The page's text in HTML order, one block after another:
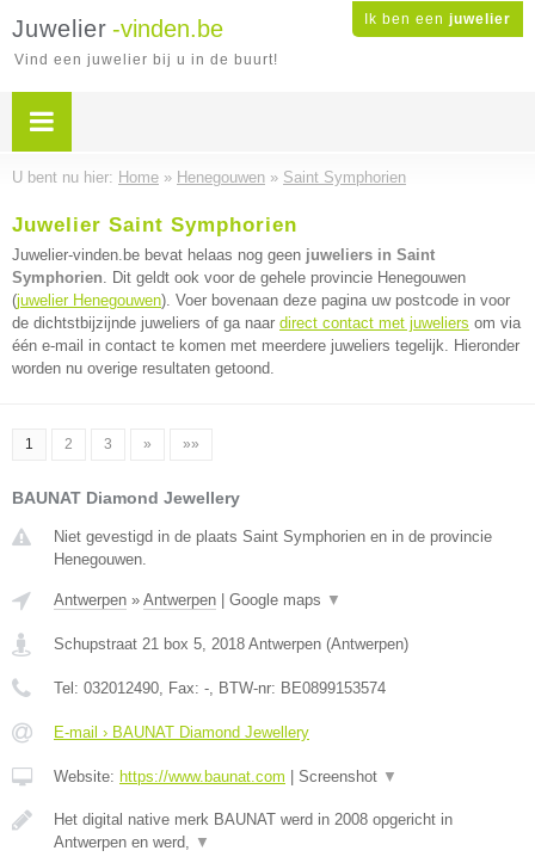
Ik ben een juwelier
Juwelier -vinden.be
Vind een juwelier bij u in de buurt!
U bent nu hier: Home » Henegouwen » Saint Symphorien
Juwelier Saint Symphorien
Juwelier-vinden.be bevat helaas nog geen juweliers in Saint
Symphorien. Dit geldt ook voor de gehele provincie Henegouwen
(juwelier Henegouwen). Voer bovenaan deze pagina uw postcode in voor
de dichtstbijzijnde juweliers of ga naar direct contact met juweliers om via
één e-mail in contact te komen met meerdere juweliers tegelijk. Hieronder
worden nu overige resultaten getoond.
1 2 3 » »»
BAUNAT Diamond Jewellery
Niet gevestigd in de plaats Saint Symphorien en in de provincie
Henegouwen.
Antwerpen » Antwerpen Google maps ▼
Schupstraat 21 box 5, 2018 Antwerpen (Antwerpen)
Tel: 032012490, Fax: -, BTW-nr: BE0899153574
E-mail › BAUNAT Diamond Jewellery
Website: https://www.baunat.com Screenshot ▼
Het digital native merk BAUNAT werd in 2008 opgericht in
Antwerpen en werd, ▼